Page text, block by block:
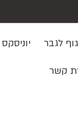
לגבר יוניסקס
קשר